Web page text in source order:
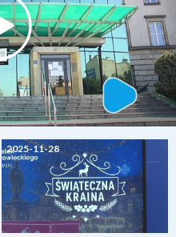
2025-11-28